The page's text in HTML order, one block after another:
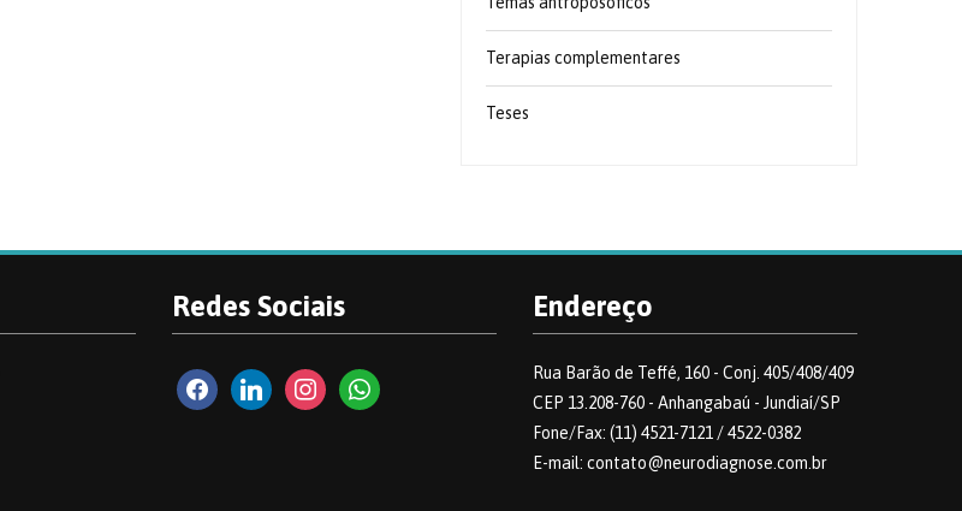
Terapias complementares
Teses
Redes Sociais
facebook2linkedininstagramwhatsapp
Endereço
Rua Barão de Teffé, 160 - Conj. 405/408/409
CEP 13.208-760 - Anhangabaú - Jundiaí/SP
Fone/Fax: (11) 4521-7121 / 4522-0382
E-mail: contato@neurodiagnose.com.br